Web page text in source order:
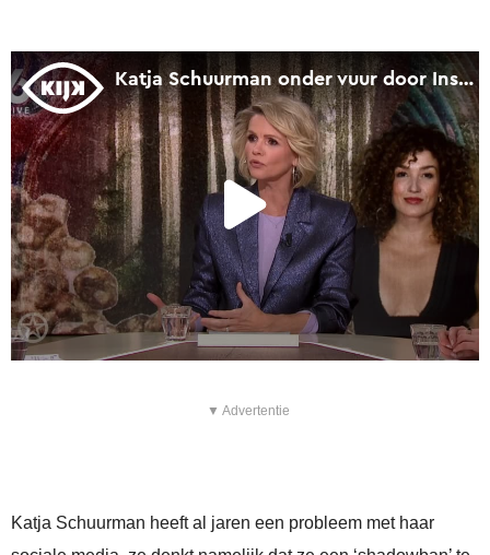
▼ Advertentie
Katja Schuurman heeft al jaren een probleem met haar